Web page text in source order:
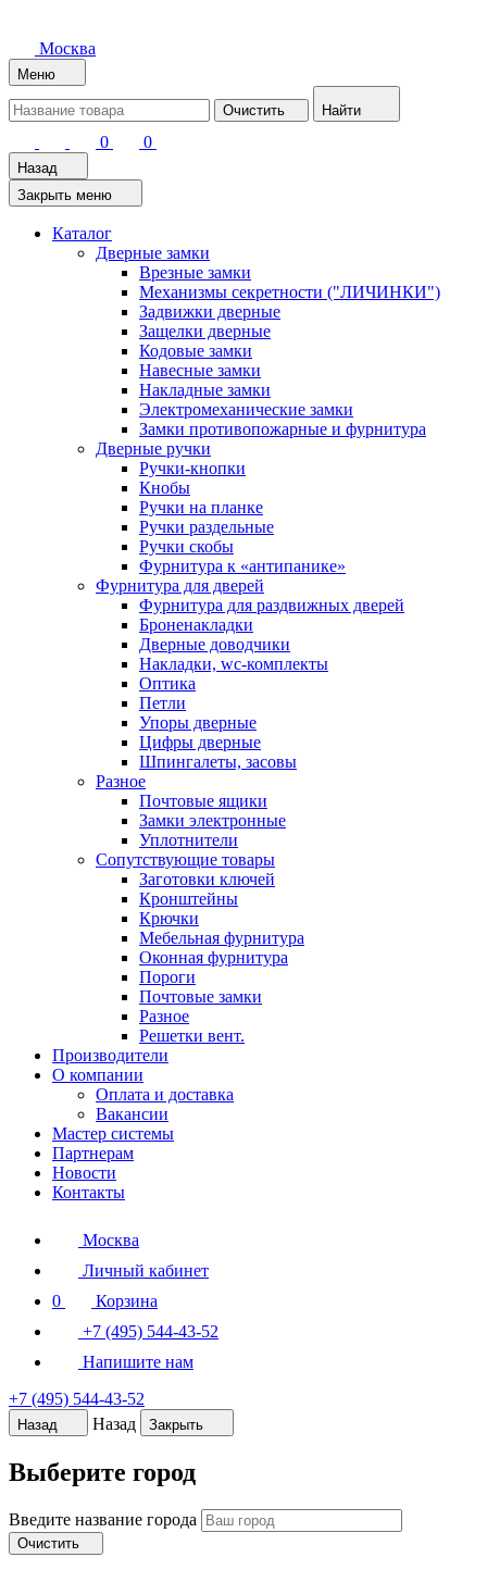
Москва
Меню
Очистить Найти
0 0
Назад
Закрыть меню
Каталог
Дверные замки
Врезные замки
Механизмы секретности ("ЛИЧИНКИ")
Задвижки дверные
Защелки дверные
Кодовые замки
Навесные замки
Накладные замки
Электромеханические замки
Замки противопожарные и фурнитура
Дверные ручки
Ручки-кнопки
Кнобы
Ручки на планке
Ручки раздельные
Ручки скобы
Фурнитура к «антипанике»
Фурнитура для дверей
Фурнитура для раздвижных дверей
Броненакладки
Дверные доводчики
Накладки, wc-комплекты
Оптика
Петли
Упоры дверные
Цифры дверные
Шпингалеты, засовы
Разное
Почтовые ящики
Замки электронные
Уплотнители
Сопутствующие товары
Заготовки ключей
Кронштейны
Крючки
Мебельная фурнитура
Оконная фурнитура
Пороги
Почтовые замки
Разное
Решетки вент.
Производители
О компании
Оплата и доставка
Вакансии
Мастер системы
Партнерам
Новости
Контакты
Москва
Личный кабинет
0
Корзина
+7 (495) 544-43-52
Напишите нам
+7 (495) 544-43-52
Назад Назад Закрыть
Выберите город
Введите название города
Очистить